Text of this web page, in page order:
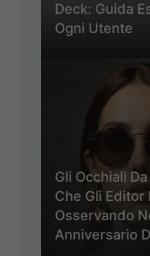
Deck: Guida
Ogni Utente
Gli Occhiali
Che Gli Editor
Osservando
Anniversario